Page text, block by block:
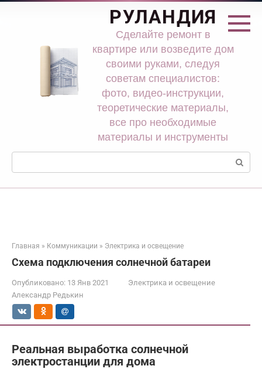
Перейти
РУЛАНДИЯ
Сделайте ремонт в
квартире или возведите дом
своими руками, следуя
советам специалистов:
фото, видео-инструкции,
теоретические материалы,
все про необходимые
материалы и инструменты
Поиск:
Главная » Коммуникации » Электрика и освещение
Схема подключения солнечной батареи
Опубликовано: 13 Янв 2021
Электрика и освещение
Александр Редькин
Реальная выработка солнечной
электростанции для дома